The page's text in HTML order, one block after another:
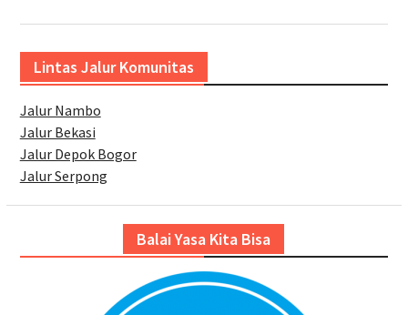
Lintas Jalur Komunitas
Jalur Nambo
Jalur Bekasi
Jalur Depok Bogor
Jalur Serpong
Balai Yasa Kita Bisa